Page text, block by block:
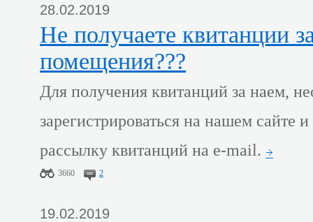
28.02.2019
Не получаете квитанции за наем жилого
помещения???
Для получения квитанций за наем,
зарегистрироваться на нашем сайте и
рассылку квитанций на e-mail.
3660 2
19.02.2019